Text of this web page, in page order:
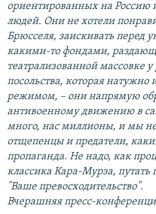
ориентированных на Россию
людей. Они не хотели
Брюсселя, заискивать перед
какими-то фондами,
театрализованной массовке у
посольства, которая натужно
режимом, – они напрямую
антивоенному движению в
много, нас миллионы, и мы
отщепенцы и предатели,
пропаганда. Не надо, как
классика Кара-Мурза, путать
"Ваше превосходительство".
Вчерашняя пресс-